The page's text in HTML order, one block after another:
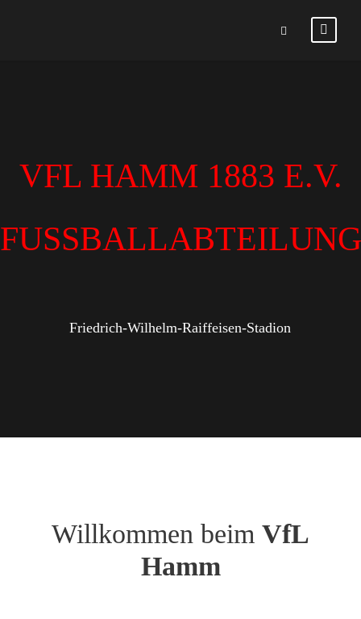
VFL HAMM 1883 E.V.
FUSSBALLABTEILUNG
Friedrich-Wilhelm-Raiffeisen-Stadion
Willkommen beim VfL
Hamm